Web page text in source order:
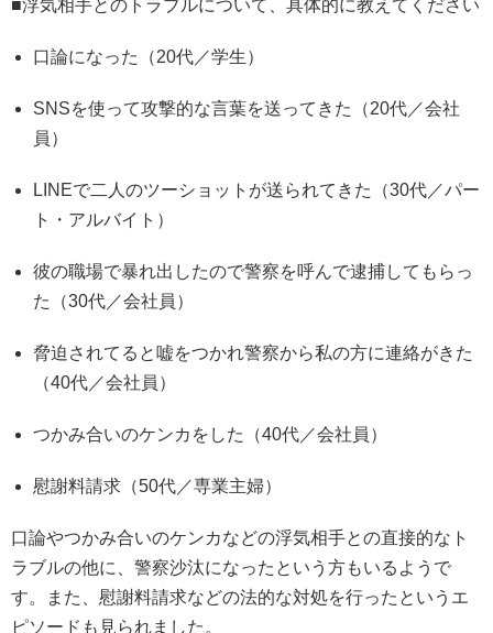
■浮気相手とのトラブルについて、具体的に教えてください
口論になった（20代／学生）
SNSを使って攻撃的な言葉を送ってきた（20代／会社
員）
LINEで二人のツーショットが送られてきた（30代／パー
ト・アルバイト）
彼の職場で暴れ出したので警察を呼んで逮捕してもらっ
た（30代／会社員）
脅迫されてると嘘をつかれ警察から私の方に連絡がきた
（40代／会社員）
つかみ合いのケンカをした（40代／会社員）
慰謝料請求（50代／専業主婦）
口論やつかみ合いのケンカなどの浮気相手との直接的なト
ラブルの他に、警察沙汰になったという方もいるようで
す。また、慰謝料請求などの法的な対処を行ったというエ
ピソードも見られました。